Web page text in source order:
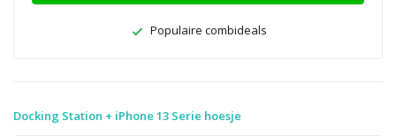
Populaire combideals
Docking Station + iPhone 13 Serie hoesje